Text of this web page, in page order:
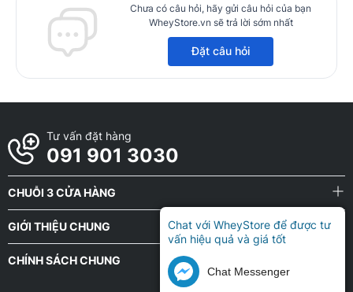
Chưa có câu hỏi, hãy gửi câu hỏi của bạn
WheyStore.vn sẽ trả lời sớm nhất
Đặt câu hỏi
Tư vấn đặt hàng
091 901 3030
CHUỖI 3 CỬA HÀNG
GIỚI THIỆU CHUNG
CHÍNH SÁCH CHUNG
Chat với WheyStore để được tư
vấn hiệu quả và giá tốt
Chat Messenger